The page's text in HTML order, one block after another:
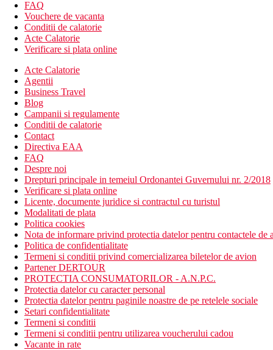
Camere
Studio, Confort :baie/toaleta (uscator de par), chicineta,
Alte tipuri de camere(daca nu se specifica altfel, camerele au
Suita, 1 dormitor, Economy : fara vedere.
Suita, 1 dormitor, Confort.
Suita, 1 dormitor, superioara, vedere la mare : vedere la
Suita, 2 dormitoare, Confort : 2 dormitoare.
Divertisment
Programe zilnice regulate de animatie
Mese
Mic dejun si cina tip bufet.
*Optiunea de a cumpara un pranz tip bufet si demipensiune
**Optiunea de a achizitiona programul premium all inclusive.
Plajă
Plaja La Pinta este situata la cca 300 m, iar plaja Torviscas la
Activitati sportive
Gratuit: tenis de masa.
Contra cost: tenis si biliard.
Copii
FAQ
Vouchere de vacanta
Conditii de calatorie
Acte Calatorie
Verificare si plata online
Acte Calatorie
Agentii
Business Travel
Blog
Campanii si regulamente
Conditii de calatorie
Contact
Directiva EAA
FAQ
Despre noi
Drepturi principale in temeiul Ordonantei Guvernului nr. 2/2018
Verificare si plata online
Licente, documente juridice si contractul cu turistul
Modalitati de plata
Politica cookies
Nota de informare privind protectia datelor pentru contactele de
Politica de confidentialitate
Termeni si conditii privind comercializarea biletelor de avion
Partener DERTOUR
PROTECTIA CONSUMATORILOR - A.N.P.C.
Protectia datelor cu caracter personal
Protectia datelor pentru paginile noastre de pe retelele sociale
Setari confidentialitate
Termeni si conditii
Termeni si conditii pentru utilizarea voucherului cadou
Vacante in rate